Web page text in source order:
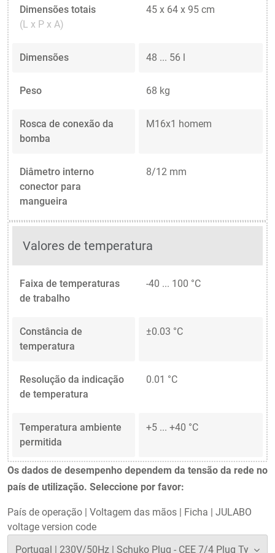
Dimensões totais
(L x P x A)
45 x 64 x 95 cm
Dimensões 48 ... 56 l
Peso 68 kg
Rosca de conexão da
bomba
M16x1 homem
Diâmetro interno
conector para
mangueira
8/12 mm
Valores de temperatura
Faixa de temperaturas
de trabalho
-40 ... 100 °C
Constância de
temperatura
±0.03 °C
Resolução da indicação
de temperatura
0.01 °C
Temperatura ambiente
permitida
+5 ... +40 °C
Os dados de desempenho dependem da tensão da rede no
país de utilização. Seleccione por favor:
País de operação | Voltagem das mãos | Ficha | JULABO
voltage version code